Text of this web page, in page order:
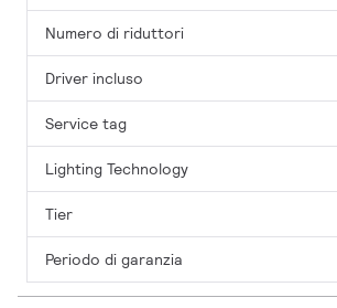
Numero di riduttori
Driver incluso
Service tag
Lighting Technology
Tier
Periodo di garanzia